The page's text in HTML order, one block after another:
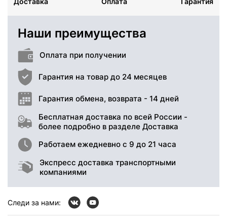
Наши преимущества
Оплата при получении
Гарантия на товар до 24 месяцев
Гарантия обмена, возврата - 14 дней
Бесплатная доставка по всей России -
более подробно в разделе Доставка
Работаем ежедневно с 9 до 21 часа
Экспресс доставка транспортными
компаниями
Следи за нами: